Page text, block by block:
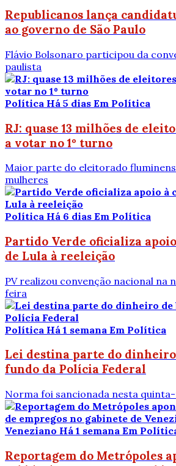
Republicanos lança
ao governo de São Paulo
Flávio Bolsonaro participou da
paulista
Política Há 5 dias Em Política
RJ: quase 13 milhões de
a votar no 1º turno
Maior parte do eleitorado
mulheres
Política Há 6 dias Em Política
Partido Verde oficializa
de Lula à reeleição
PV realizou convenção nacional na
feira
Política Há 1 semana Em Política
Lei destina parte do
fundo da Polícia Federal
Norma foi sancionada nesta
Veneziano Há 1 semana Em
Reportagem do Metrópoles